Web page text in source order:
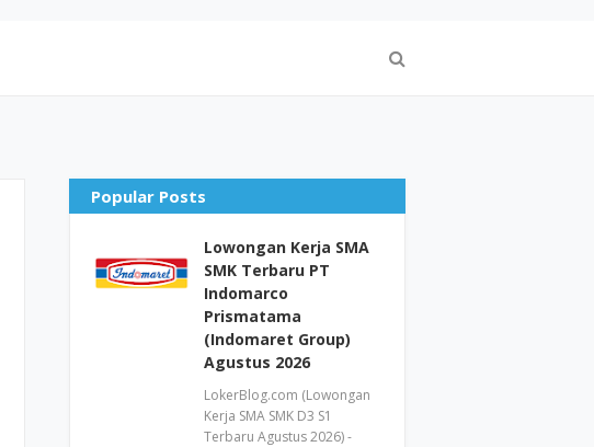
Popular Posts
Lowongan Kerja SMA
SMK Terbaru PT
Indomarco
Prismatama
(Indomaret Group)
Agustus 2026
LokerBlog.com (Lowongan
Kerja SMA SMK D3 S1
Terbaru Agustus 2026) -